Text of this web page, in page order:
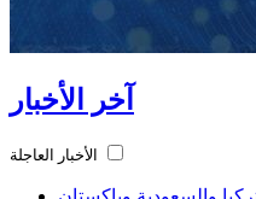
آخر الأخبار
الأخبار العاجلة